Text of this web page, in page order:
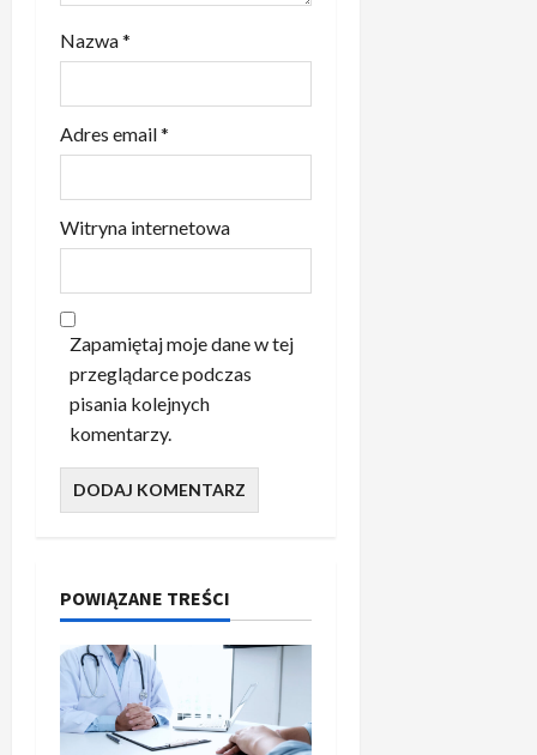
Nazwa*
Adres email*
Witryna internetowa
Zapamiętaj moje dane w tej
przeglądarce podczas
pisania kolejnych
komentarzy.
POWIĄZANE TREŚCI